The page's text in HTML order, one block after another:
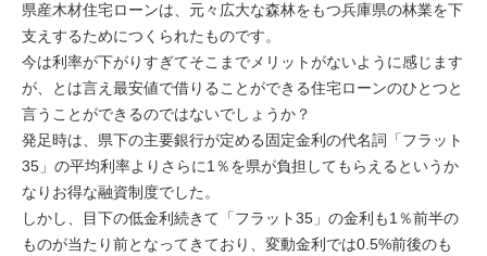
県産木材住宅ローンは、元々広大な森林をもつ兵庫県の林業を下
支えするためにつくられたものです。
今は利率が下がりすぎてそこまでメリットがないように感じます
が、とは言え最安値で借りることができる住宅ローンのひとつと
言うことができるのではないでしょうか？
発足時は、県下の主要銀行が定める固定金利の代名詞「フラット
35」の平均利率よりさらに1％を県が負担してもらえるというか
なりお得な融資制度でした。
しかし、目下の低金利続きて「フラット35」の金利も1％前半の
ものが当たり前となってきており、変動金利では0.5%前後のも